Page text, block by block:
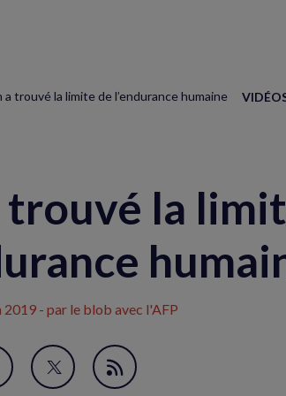
a trouvé la limite de l’endurance humaine
trouvé la
2019 - par le blob avec l'AFP
Partager
Flux